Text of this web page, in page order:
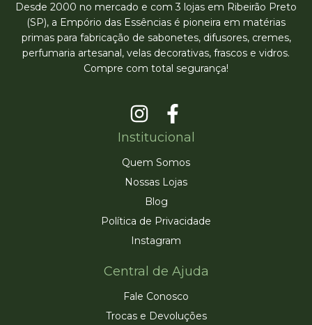
Desde 2000 no mercado e com 3 lojas em Ribeirão Preto
(SP), a Empório das Essências é pioneira em matérias
primas para fabricação de sabonetes, difusores, cremes,
perfumaria artesanal, velas decorativas, frascos e vidros.
Compre com total segurança!
Institucional
Quem Somos
Nossas Lojas
Blog
Política de Privacidade
Instagram
Central de Ajuda
Fale Conosco
Trocas e Devoluções